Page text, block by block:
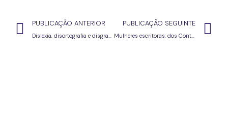
PUBLICAÇÃO ANTERIOR PUBLICAÇÃO SEGUINTE
Mulheres escritoras: dos Contos na Imprensa Periódica (1940-1974) às “Novas Cartas Portuguesas” de Maria Isabel Barreno, Maria Teresa Horta e Maria Velho da Costa